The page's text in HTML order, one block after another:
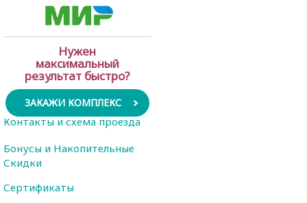
Нужен
максимальный
результат быстро?
ЗАКАЖИ КОМПЛЕКС
Контакты и схема проезда
Бонусы и Накопительные
Скидки
Сертификаты